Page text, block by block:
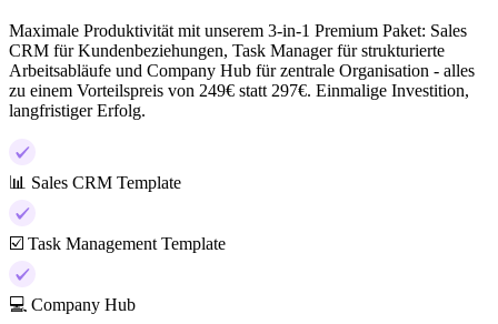
Maximale Produktivität mit unserem 3-in-1 Premium Paket: Sales
CRM für Kundenbeziehungen, Task Manager für strukturierte
Arbeitsabläufe und Company Hub für zentrale Organisation - alles
zu einem Vorteilspreis von 249€ statt 297€. Einmalige Investition,
langfristiger Erfolg.
📊 Sales CRM Template
☑️ Task Management Template
💻 Company Hub